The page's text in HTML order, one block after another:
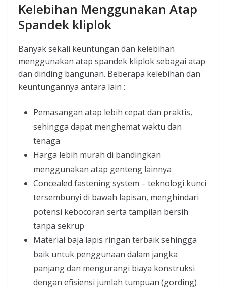
Kelebihan Menggunakan Atap
Spandek kliplok
Banyak sekali keuntungan dan kelebihan
menggunakan atap spandek kliplok sebagai atap
dan dinding bangunan. Beberapa kelebihan dan
keuntungannya antara lain :
Pemasangan atap lebih cepat dan praktis,
sehingga dapat menghemat waktu dan
tenaga
Harga lebih murah di bandingkan
menggunakan atap genteng lainnya
Concealed fastening system – teknologi kunci
tersembunyi di bawah lapisan, menghindari
potensi kebocoran serta tampilan bersih
tanpa sekrup
Material baja lapis ringan terbaik sehingga
baik untuk penggunaan dalam jangka
panjang dan mengurangi biaya konstruksi
dengan efisiensi jumlah tumpuan (gording)